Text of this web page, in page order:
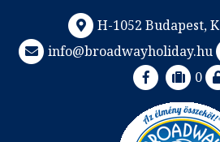
H-1052 Budapest,
info@broadwayholiday.hu
0